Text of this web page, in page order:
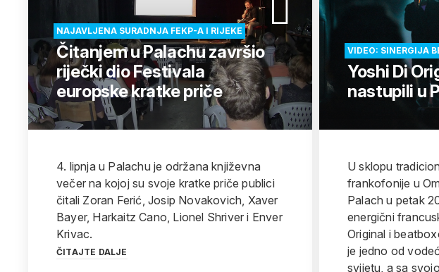
NAJAVLJENA SURADNJA FEKP-A I RIJEKE
Čitanjem u Palachu završio
riječki dio Festivala
europske kratke priče
4. lipnja u Palachu je održana književna
večer na kojoj su svoje kratke priče publici
čitali Zoran Ferić, Josip Novakovich, Xaver
Bayer, Harkaitz Cano, Lionel Shriver i Enver
Krivac.
ČITAJTE DALJE
VIDEO: SINERGIJA
Yoshi Di
nastupili u
U sklopu
frankofonije u
Palach u petak
energični
Original i
je jedno od
svijetu, a sa